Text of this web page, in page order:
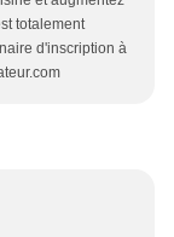
totalement
d'inscription à